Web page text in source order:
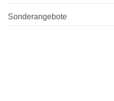
Sonderangebote